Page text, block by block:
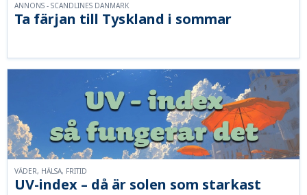
Ta färjan till Tyskland i sommar
ANNONS - SCANDLINES DANMARK
UV-index – då är solen som starkast
VÄDER, HÄLSA, FRITID